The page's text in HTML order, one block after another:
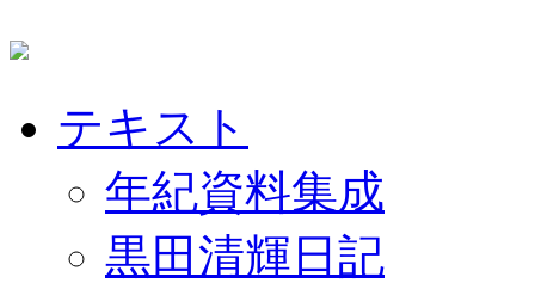
テキスト
年紀資料集成
黒田清輝日記